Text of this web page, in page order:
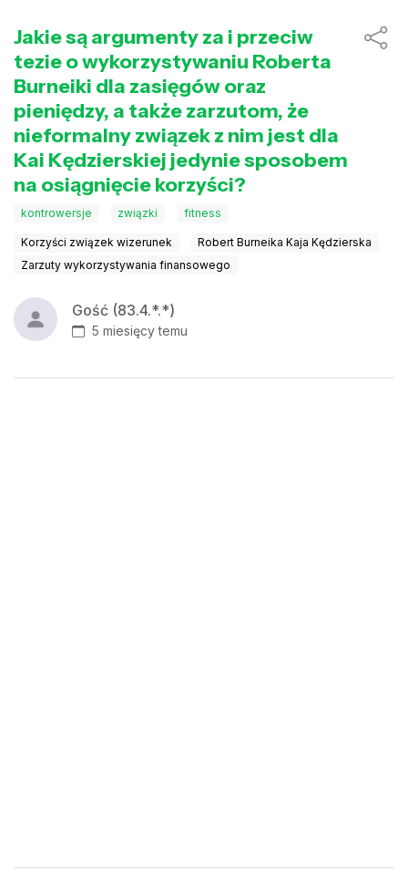
Jakie są argumenty za i przeciw
tezie o wykorzystywaniu Roberta
Burneiki dla zasięgów oraz
pieniędzy, a także zarzutom, że
nieformalny związek z nim jest dla
Kai Kędzierskiej jedynie sposobem
na osiągnięcie korzyści?
kontrowersje związki fitness
Korzyści związek wizerunek
Robert Burneika Kaja Kędzierska
Zarzuty wykorzystywania finansowego
Gość (83.4.*.*)
5 miesięcy temu